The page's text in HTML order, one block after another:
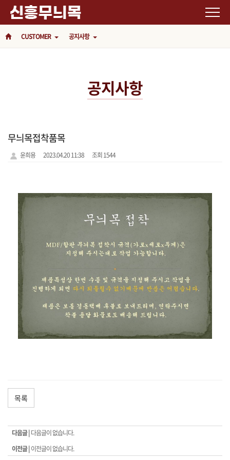
CUSTOMER 공지사항
공지사항
무늬목접착품목
윤희용 2023.04.20 11:38 조회 1544
목록
다음글 |다음글이 없습니다.
이전글 |이전글이 없습니다.